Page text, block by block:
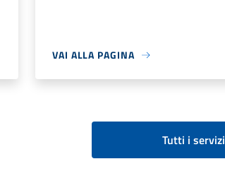
VAI ALLA PAGINA
Tutti i servizi